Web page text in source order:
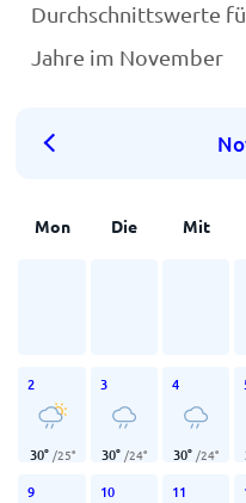
Durchschnittswerte
Jahre im November
Mon Die Mit
2
30° /25°
3
30° /24°
4
30° /24°
9 10 11